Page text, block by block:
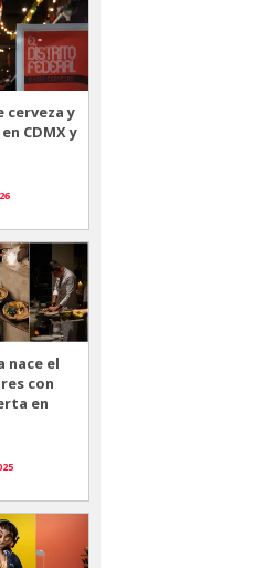
cerveza y
CDMX y
nace el
con
en